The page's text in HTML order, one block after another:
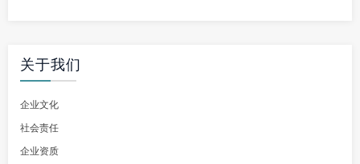
关于我们
企业文化
社会责任
企业资质